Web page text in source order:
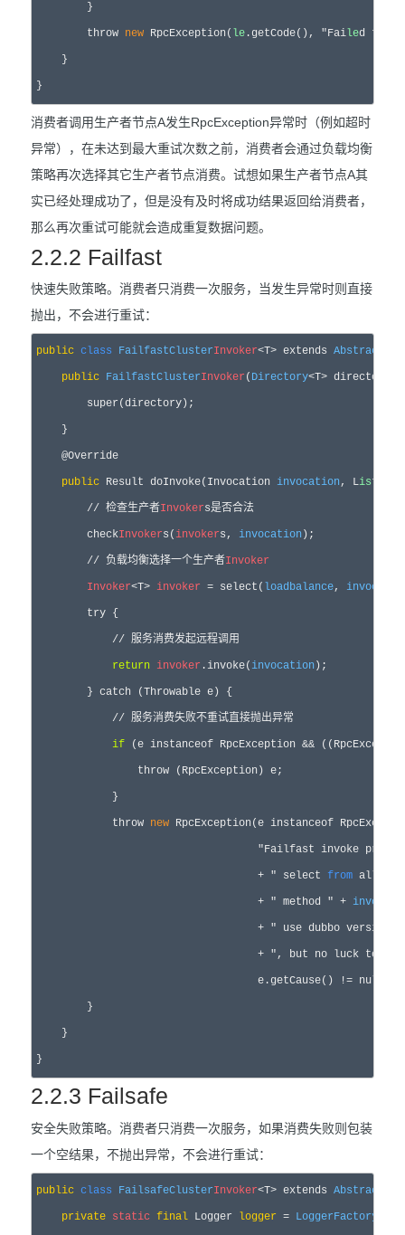
        }
        throw
new RpcException( le .getCode(), "Failed to
    }
消费者调用生产者节点A发生RpcException异常时（例如超时
异常），在未达到最大重试次数之前，消费者会通过负载均衡
策略再次选择其它生产者节点消费。试想如果生产者节点A其
实已经处理成功了，但是没有及时将成功结果返回给消费者，
那么再次重试可能就会造成重复数据问题。
2.2.2 Failfast
快速失败策略。消费者只消费一次服务，当发生异常时则直接
抛出，不会进行重试：
public class FailfastClusterInvoker<T> extends
public FailfastClusterInvoker ( Directory<T> directory)
        super(directory);
    }
    @Override
public Result doInvoke(Invocation invocation , List<
        // 检查生产者
Invokers是否合法
        check
Invokers(invokers, invocation );
        // 负载均衡选择一个生产者
Invoker
Invoker<T> invoker = select( loadbalance,
        try {
            // 服务消费发起远程调用
return invoker .invoke( invocation );
        } catch (Throwable e) {
            // 服务消费失败不重试直接抛出异常
if (e instanceof RpcException &&
                throw (RpcException) e;
            }
            throw
new RpcException(e instanceof
"Failfast invoke
                                   + " select
from all
                                   + " method " +
+ " use dubbo version
                                   + ", but no luck to per
e.getCause() != null ?
        }
    }
2.2.3 Failsafe
安全失败策略。消费者只消费一次服务，如果消费失败则包装
一个空结果，不抛出异常，不会进行重试：
public class FailsafeClusterInvoker<T> extends
private static final Logger logger = LoggerFactory